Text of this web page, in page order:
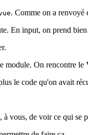
. Comme on a renvoyé
En input, on prend
module. On rencontre
le code qu'on avait
vous, de voir ce qui se